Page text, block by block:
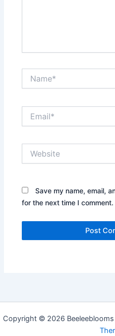
Save my name, email,
for the next time I comment.
Copyright © 2026